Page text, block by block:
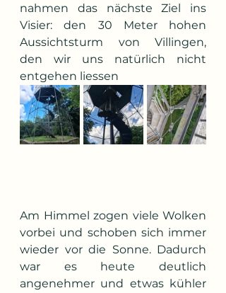
nahmen das nächste Ziel ins
Visier: den 30 Meter hohen
Aussichtsturm von Villingen,
den wir uns natürlich nicht
entgehen liessen
Am Himmel zogen viele Wolken
vorbei und schoben sich immer
wieder vor die Sonne. Dadurch
war es heute deutlich
angenehmer und etwas kühler